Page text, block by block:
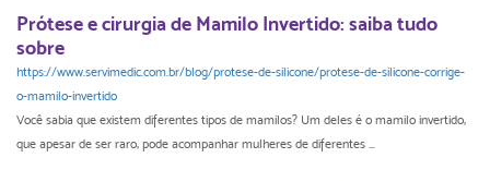
Prótese e cirurgia de Mamilo Invertido: saiba tudo
sobre
https://www.servimedic.com.br/blog/protese-de-silicone/protese-de-silicone-corrige-
o-mamilo-invertido
Você sabia que existem diferentes tipos de mamilos? Um deles é o mamilo invertido,
que apesar de ser raro, pode acompanhar mulheres de diferentes ...